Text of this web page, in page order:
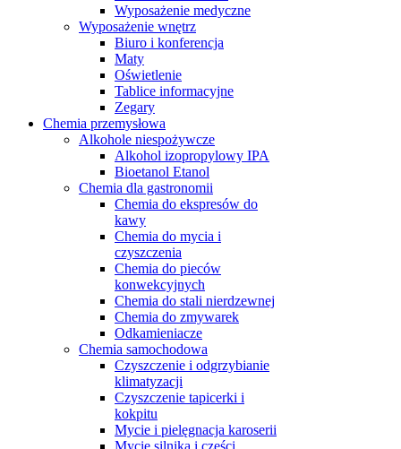
Wyposażenie medyczne
Wyposażenie wnętrz
Biuro i konferencja
Maty
Oświetlenie
Tablice informacyjne
Zegary
Chemia przemysłowa
Alkohole niespożywcze
Alkohol izopropylowy IPA
Bioetanol Etanol
Chemia dla gastronomii
Chemia do ekspresów do
kawy
Chemia do mycia i
czyszczenia
Chemia do pieców
konwekcyjnych
Chemia do stali nierdzewnej
Chemia do zmywarek
Odkamieniacze
Chemia samochodowa
Czyszczenie i odgrzybianie
klimatyzacji
Czyszczenie tapicerki i
kokpitu
Mycie i pielęgnacja karoserii
Mycie silnika i części